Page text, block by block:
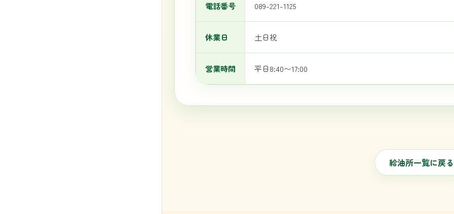
電話番号 089-221-1125
休業日 土日祝
営業時間 平日8:40〜17:00
給油所一覧に戻る